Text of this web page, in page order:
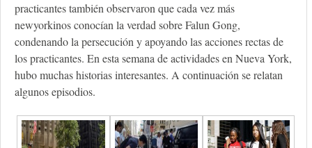
practicantes también observaron que cada vez más
newyorkinos conocían la verdad sobre Falun Gong,
condenando la persecución y apoyando las acciones rectas de
los practicantes. En esta semana de actividades en Nueva York,
hubo muchas historias interesantes. A continuación se relatan
algunos episodios.